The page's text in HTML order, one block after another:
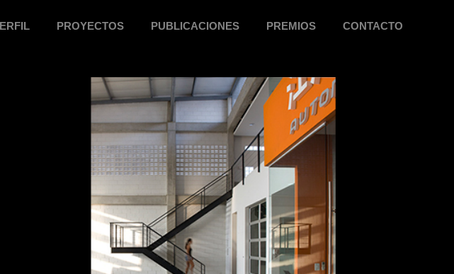
PROYECTOS PUBLICACIONES PREMIOS CONTACTO